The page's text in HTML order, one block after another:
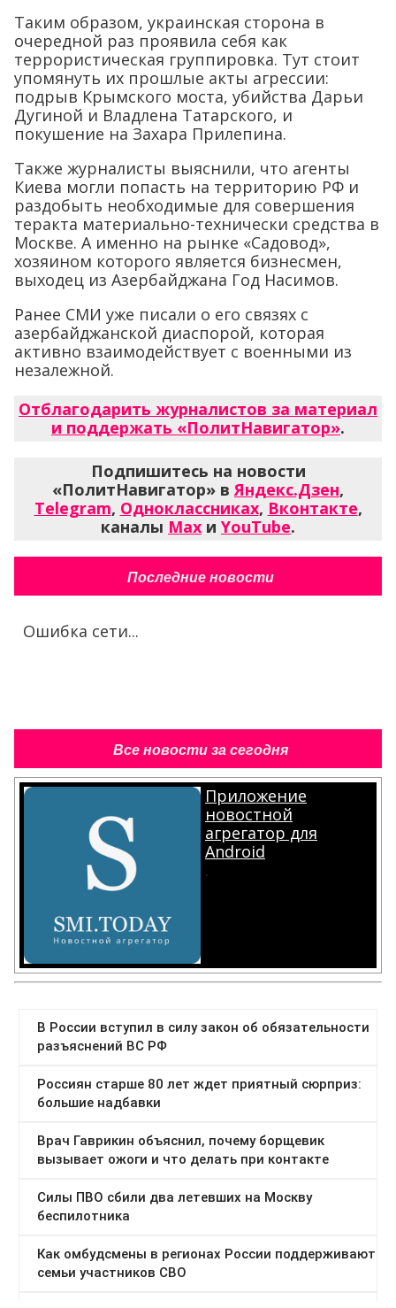
Таким образом, украинская сторона в
очередной раз проявила себя как
террористическая группировка. Тут стоит
упомянуть их прошлые акты агрессии:
подрыв Крымского моста, убийства Дарьи
Дугиной и Владлена Татарского, и
покушение на Захара Прилепина.
Также журналисты выяснили, что агенты
Киева могли попасть на территорию РФ и
раздобыть необходимые для совершения
теракта материально-технически средства в
Москве. А именно на рынке «Садовод»,
хозяином которого является бизнесмен,
выходец из Азербайджана Год Насимов.
Ранее СМИ уже писали о его связях с
азербайджанской диаспорой, которая
активно взаимодействует с военными из
незалежной.
Отблагодарить журналистов за материал
и поддержать «ПолитНавигатор».
Подпишитесь на новости
«ПолитНавигатор» вЯндекс.Дзен,
Telegram, Одноклассниках, Вконтакте,
каналы Max и YouTube.
Последние новости
Ошибка сети...
Все новости за сегодня
Приложение
новостной
агрегатор для
Android
.